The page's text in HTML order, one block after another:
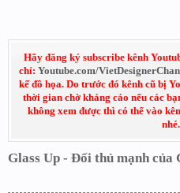
Hãy đăng ký subscribe kênh
chỉ: Youtube.com/
kế đồ họa. Do trước đó kênh cũ bị
thời gian chờ kháng cáo nếu các
không xem được thì có thể vào
nhé.
Glass Up - Đối thủ mạnh của